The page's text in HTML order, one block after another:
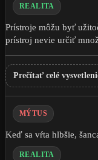
REALITA
Prístroje môžu byť
prístroj nevie určiť
Prečítať celé
MÝTUS
Keď sa vŕta hlbšie,
REALITA